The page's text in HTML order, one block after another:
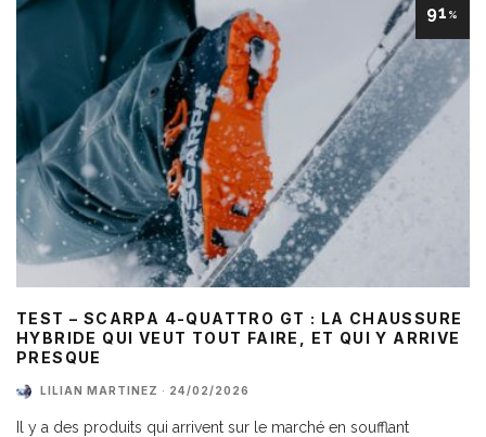
91 %
TEST – SCARPA 4-QUATTRO GT : LA CHAUSSURE
HYBRIDE QUI VEUT TOUT FAIRE, ET QUI Y ARRIVE
PRESQUE
LILIAN MARTINEZ · 24/02/2026
Il y a des produits qui arrivent sur le marché en soufflant